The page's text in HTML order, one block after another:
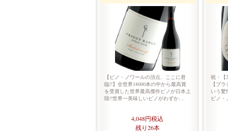
【ピノ・ノワールの頂点、ここに君
臨!!】全世界18000本の中から最高賞
を受賞した世界最高傑作ピノが日本上
陸!!世界一美味しいピノがわずか…
4,048円税込
残り26本
祝・【
【プ
いう驚
ピノ